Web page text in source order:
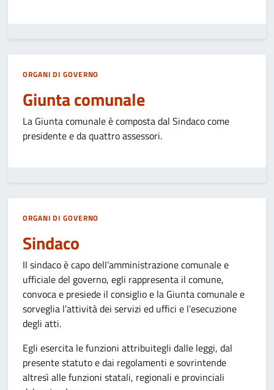
ORGANI DI GOVERNO
Giunta comunale
La Giunta comunale è composta dal Sindaco come
presidente e da quattro assessori.
ORGANI DI GOVERNO
Sindaco
Il sindaco è capo dell’amministrazione comunale e
ufficiale del governo, egli rappresenta il comune,
convoca e presiede il consiglio e la Giunta comunale e
sorveglia l’attività dei servizi ed uffici e l’esecuzione
degli atti.
Egli esercita le funzioni attribuitegli dalle leggi, dal
presente statuto e dai regolamenti e sovrintende
altresì alle funzioni statali, regionali e provinciali